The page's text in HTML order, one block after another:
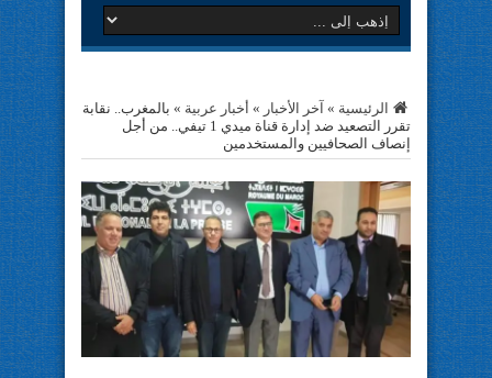
الرئيسية » آخر الأخبار » أخبار عربية » بالمغرب.. نقابة
تقرر التصعيد ضد إدارة قناة ميدي 1 تيفي.. من أجل
إنصاف الصحافيين والمستخدمين